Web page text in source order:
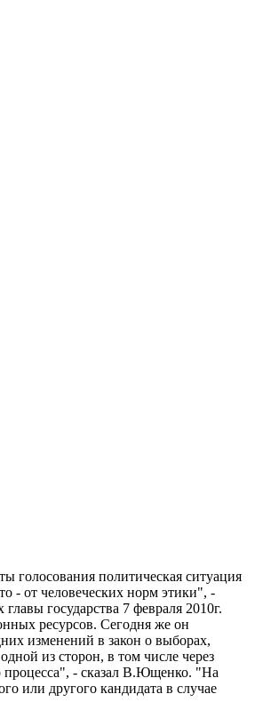
голосования политическая ситуация
- от человеческих норм этики", -
государства 7 февраля 2010г.
ресурсов. Сегодня же он
изменений в закон о выборах,
из сторон, в том числе через
процесса", - сказал В.Ющенко. "На
или другого кандидата в случае